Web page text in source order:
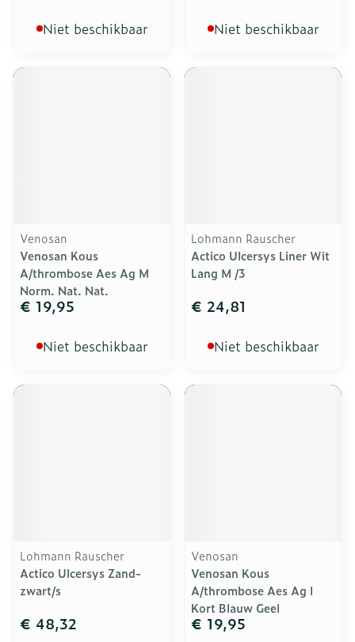
Niet beschikbaar Niet beschikbaar
Venosan
Venosan Kous
A/thrombose Aes Ag M
Norm. Nat. Nat.
€ 19,95
Niet beschikbaar
Lohmann Rauscher
Actico Ulcersys Liner Wit
Lang M /3
€ 24,81
Niet beschikbaar
Lohmann Rauscher
Actico Ulcersys Zand-
zwart/s
€ 48,32
Venosan
Venosan Kous
A/thrombose Aes Ag l
Kort Blauw Geel
€ 19,95